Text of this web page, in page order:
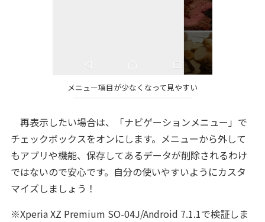
メニュー項目が少なくなって見やすい
再表示したい場合は、「ナビゲーションメニュー」で
チェックボックスをオンにします。メニューから外して
もアプリや機能、保存してあるデータが削除されるわけ
ではないので安心です。自分の使いやすいようにカスタ
マイズしましょう！
※Xperia XZ Premium SO-04J/Android 7.1.1で検証しま